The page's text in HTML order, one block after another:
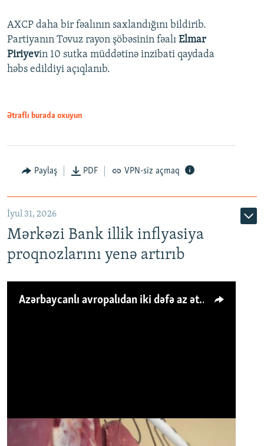
AXCP daha bir fəalının saxlandığını bildirib.
Partiyanın Tovuz rayon şöbəsinin fəalı Elmar
Piriyevin 10 sutka müddətinə inzibati qaydada
həbs edildiyi açıqlanıb.
Ətraflı burada oxuyun
Paylaş PDF VPN-siz açmaq
İyul 31, 2026
Mərkəzi Bank illik inflyasiya
proqnozlarını yenə artırıb
Azərbaycanlı avropalıdan iki dəfə az ət yeyir, amma... 'Qiymət artımı qaçılmazdır'